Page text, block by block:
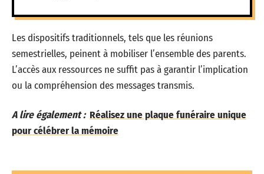
Les dispositifs traditionnels, tels que les réunions
semestrielles, peinent à mobiliser l’ensemble des parents.
L’accès aux ressources ne suffit pas à garantir l’implication
ou la compréhension des messages transmis.
A lire également : Réalisez une plaque funéraire unique
pour célébrer la mémoire